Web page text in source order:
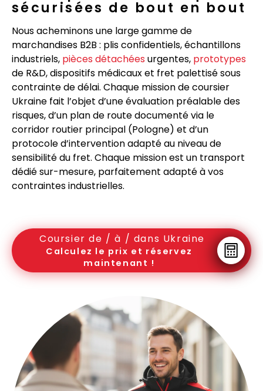
sécurisées de bout en bout
Nous acheminons une large gamme de
marchandises B2B : plis confidentiels, échantillons
industriels, pièces détachées urgentes, prototypes
de R&D, dispositifs médicaux et fret palettisé sous
contrainte de délai. Chaque mission de coursier
Ukraine fait l’objet d’une évaluation préalable des
risques, d’un plan de route documenté via le
corridor routier principal (Pologne) et d’un
protocole d’intervention adapté au niveau de
sensibilité du fret. Chaque mission est un transport
dédié sur-mesure, parfaitement adapté à vos
contraintes industrielles.
Coursier de / à / dans Ukraine
Calculez le prix et réservez
maintenant !